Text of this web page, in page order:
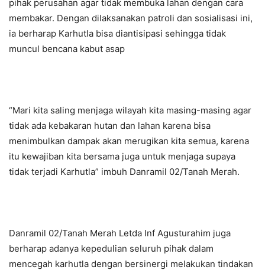
pihak perusahan agar tidak membuka lahan dengan cara
membakar. Dengan dilaksanakan patroli dan sosialisasi ini,
ia berharap Karhutla bisa diantisipasi sehingga tidak
muncul bencana kabut asap
“Mari kita saling menjaga wilayah kita masing-masing agar
tidak ada kebakaran hutan dan lahan karena bisa
menimbulkan dampak akan merugikan kita semua, karena
itu kewajiban kita bersama juga untuk menjaga supaya
tidak terjadi Karhutla” imbuh Danramil 02/Tanah Merah.
Danramil 02/Tanah Merah Letda Inf Agusturahim juga
berharap adanya kepedulian seluruh pihak dalam
mencegah karhutla dengan bersinergi melakukan tindakan